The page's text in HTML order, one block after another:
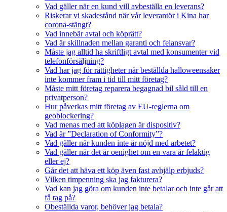
Vad gäller när en kund vill avbeställa en leverans?
Riskerar vi skadestånd när vår leverantör i Kina har
corona-stängt?
Vad innebär avtal och köprätt?
Vad är skillnaden mellan garanti och felansvar?
Måste jag alltid ha skriftligt avtal med konsumenter vid
telefonförsäljning?
Vad har jag för rättigheter när beställda halloweensaker
inte kommer fram i tid till mitt företag?
Måste mitt företag reparera begagnad bil såld till en
privatperson?
Hur påverkas mitt företag av EU-reglerna om
geoblockering?
Vad menas med att köplagen är dispositiv?
Vad är ”Declaration of Conformity”?
Vad gäller när kunden inte är nöjd med arbetet?
Vad gäller när det är oenighet om en vara är felaktig
eller ej?
Går det att häva ett köp även fast avhjälp erbjuds?
Vilken timpenning ska jag fakturera?
Vad kan jag göra om kunden inte betalar och inte går att
få tag på?
Obeställda varor, behöver jag betala?